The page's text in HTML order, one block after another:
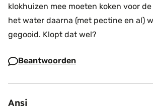
klokhuizen mee moeten koken voor
het water daarna (met pectine en al)
gegooid. Klopt dat wel?
Beantwoorden
Ansj